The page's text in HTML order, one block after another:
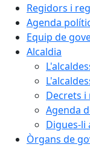
Regidors i
Agenda
Equip de
Alcaldia
Decrets i
Agenda
Digues-li
Òrgans de